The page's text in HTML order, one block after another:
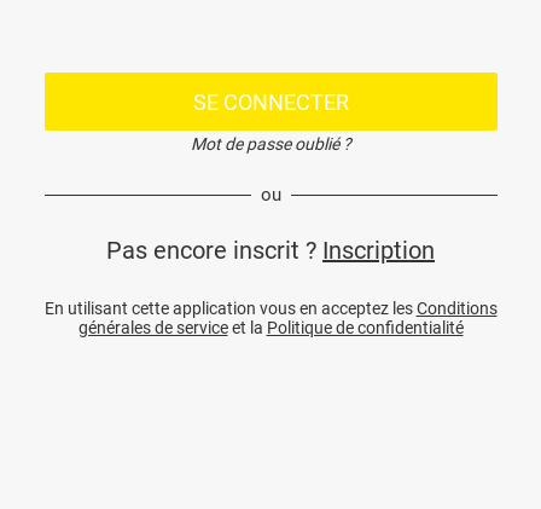
SE CONNECTER
Mot de passe oublié ?
ou
Pas encore inscrit ? Inscription
En utilisant cette application vous en acceptez lesConditions
générales de serviceet la Politique de confidentialité